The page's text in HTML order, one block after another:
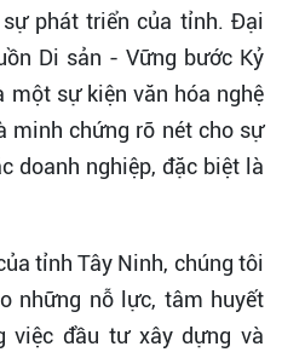
phát triển của tỉnh. Đại
Di sản - Vững bước Kỷ
một sự kiện văn hóa nghệ
minh chứng rõ nét cho sự
doanh nghiệp, đặc biệt là
tỉnh Tây Ninh, chúng tôi
những nỗ lực, tâm huyết
việc đầu tư xây dựng và